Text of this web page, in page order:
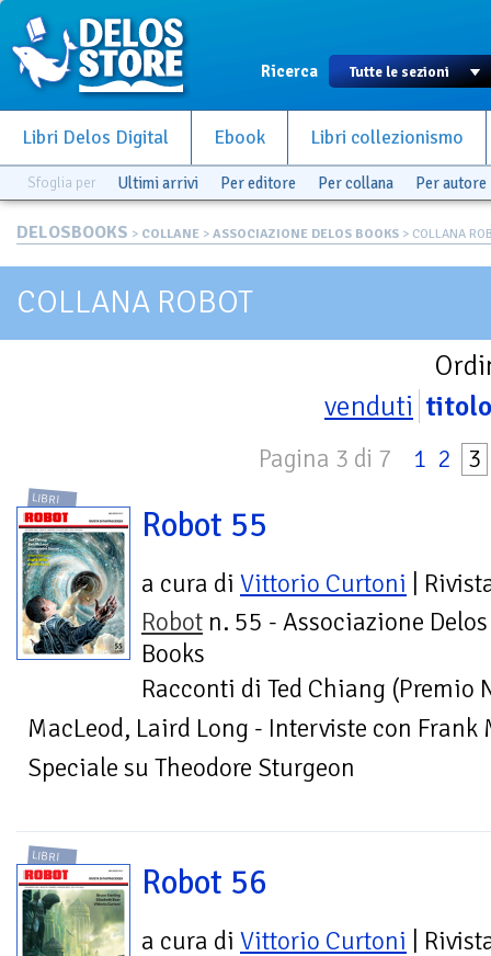
Ricerca
Libri Delos Digital Ebook Libri collezionismo
Sfoglia per Ultimi arrivi Per editore Per collana Per autore
DELOSBOOKS > COLLANE > ASSOCIAZIONE DELOS BOOKS > COLLANA
COLLANA ROBOT
venduti titolo
Pagina 3 di 7 1 2 3
LIBRI
Robot 55
a cura di Vittorio Curtoni |
Robot n. 55 - Associazione Delos
Books
Racconti di Ted Chiang (Premio
MacLeod, Laird Long - Interviste con Frank
Speciale su Theodore Sturgeon
LIBRI
Robot 56
a cura di Vittorio Curtoni |